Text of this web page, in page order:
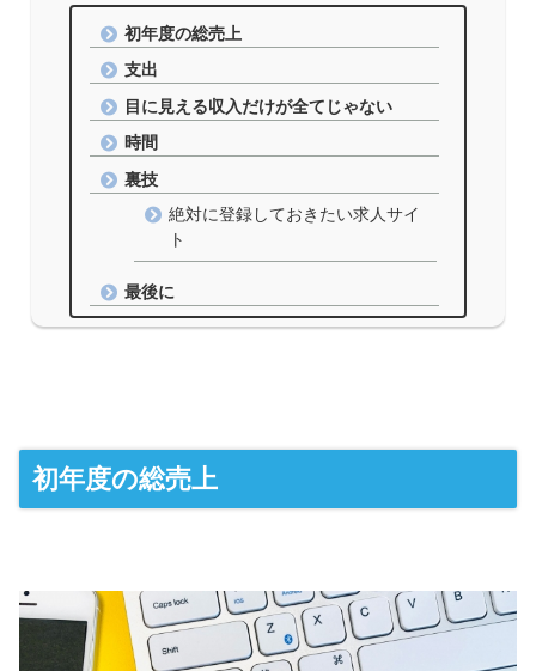
初年度の総売上
支出
目に見える収入だけが全てじゃない
時間
裏技
絶対に登録しておきたい求人サイ
ト
最後に
初年度の総売上